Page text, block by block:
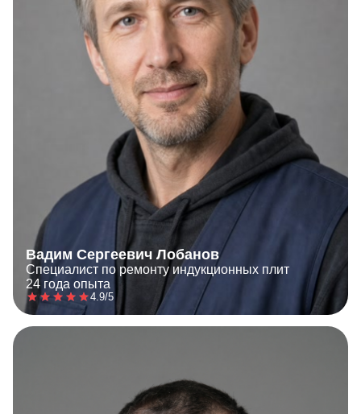
Вадим Сергеевич Лобанов
Специалист по ремонту индукционных плит
24 года опыта
4.9/5